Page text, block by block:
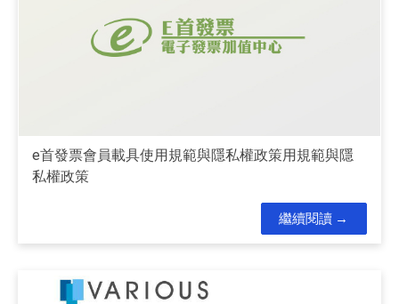
e首發票會員載具使用規範與隱私權政策用規範與隱
私權政策
繼續閱讀